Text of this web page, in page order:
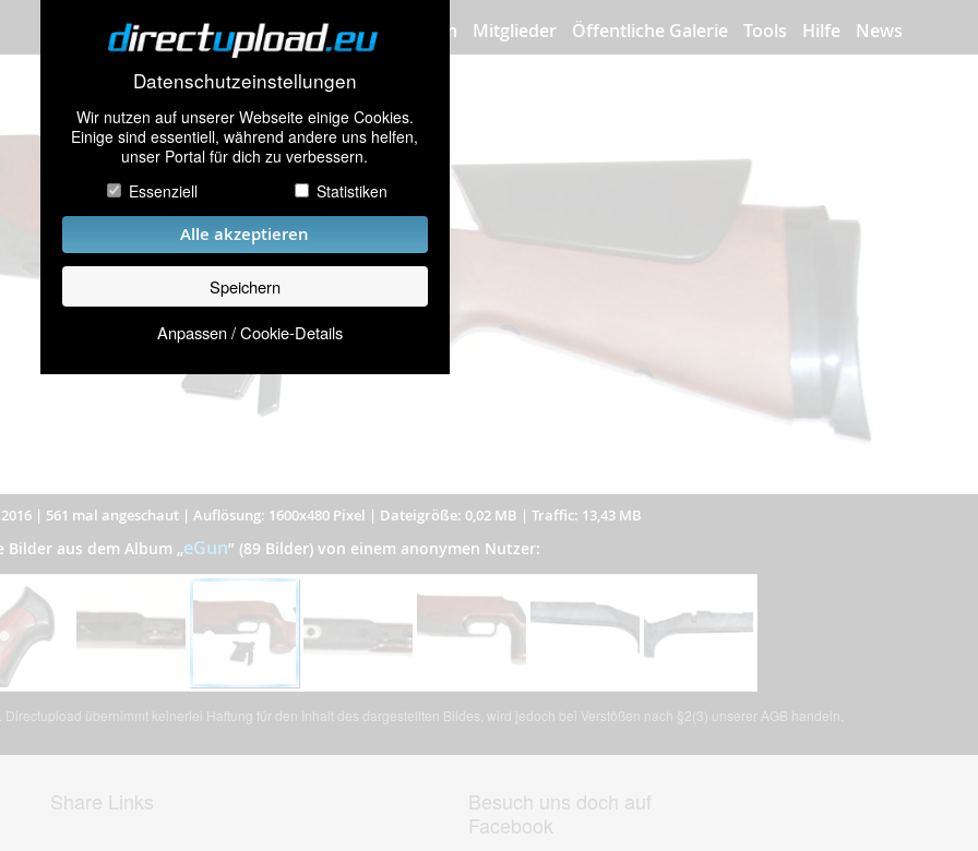
Datenschutzeinstellungen
Wir nutzen auf unserer Webseite einige Cookies.
Einige sind essentiell, während andere uns helfen,
unser Portal für dich zu verbessern.
Essenziell
Statistiken
Alle akzeptieren
Speichern
Anpassen / Cookie-Details
Bilder hochladen Mitglieder Öffentliche Galerie Tools Hilfe News
| 561 mal angeschaut | Auflösung: 1600x480 Pixel | Dateigröße: 0,02 MB | Traffic: 13,43 MB
Bilder aus dem Album „eGun” (89 Bilder) von einem anonymen Nutzer:
übernimmt keinerlei Haftung für den Inhalt des dargestellten Bildes, wird jedoch bei Verstößen nach §2(3) unserer AGB handeln.
Share Links
Besuch uns doch auf
Facebook